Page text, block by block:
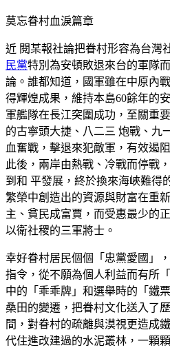
莫忘眷村血淚篇章
近 閱某報社論把眷村形容為台灣
民黨特別為安頓敗退來台的軍隊
論。誰都知道，國軍雖在中原內
得輝煌成果，維持本島60餘年的
軍艦隊在長江突圍成功，至關重
的古寧頭大捷、八二三 炮戰、九
血奮戰，擊退來犯敵軍，有效遏
此後，兩岸由熱戰、冷戰而停戰
到和 平發展，終於換來海峽難得
繁榮中創造出的資源與財富在重
主、貧民成富賈，而受惠最少的
以衛社稷的三軍將士。
幸好眷村居民個個「忠黨愛國」
指令，從不願為個人利益而有所
中的「乖乖牌」和選舉時的「鐵
桑田的變遷，把眷村文化送入了
間，對眷村的疏離與漠視更造成
代住進改建過的水泥叢林，一顆